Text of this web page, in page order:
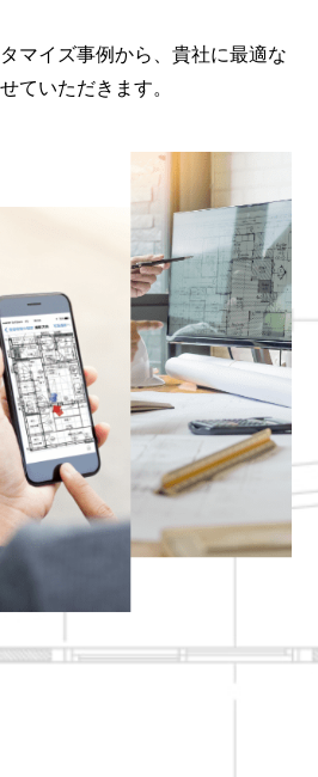
マイズ事例から、貴社に最適な
ていただきます。